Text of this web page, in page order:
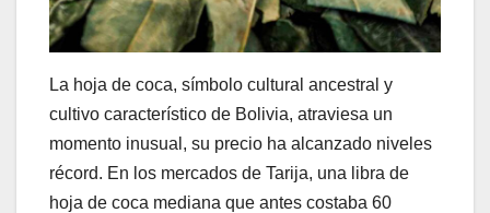
La hoja de coca, símbolo cultural ancestral y
cultivo característico de Bolivia, atraviesa un
momento inusual, su precio ha alcanzado niveles
récord. En los mercados de Tarija, una libra de
hoja de coca mediana que antes costaba 60